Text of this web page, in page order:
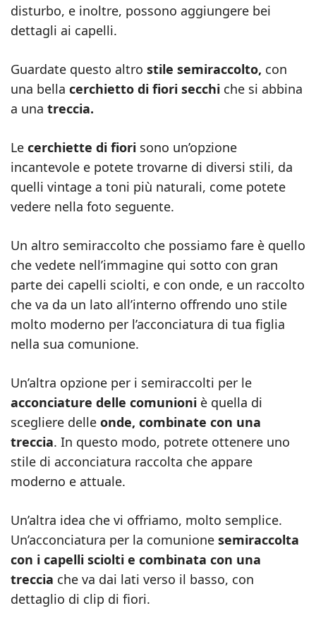
disturbo, e inoltre, possono aggiungere bei
dettagli ai capelli.
Guardate questo altro stile semiraccolto, con
una bella cerchietto di fiori secchi che si abbina
a una treccia.
Le cerchiette di fiori sono un’opzione
incantevole e potete trovarne di diversi stili, da
quelli vintage a toni più naturali, come potete
vedere nella foto seguente.
Un altro semiraccolto che possiamo fare è quello
che vedete nell’immagine qui sotto con gran
parte dei capelli sciolti, e con onde, e un raccolto
che va da un lato all’interno offrendo uno stile
molto moderno per l’acconciatura di tua figlia
nella sua comunione.
Un’altra opzione per i semiraccolti per le
acconciature delle comunioni è quella di
scegliere delle onde, combinate con una
treccia. In questo modo, potrete ottenere uno
stile di acconciatura raccolta che appare
moderno e attuale.
Un’altra idea che vi offriamo, molto semplice.
Un’acconciatura per la comunione semiraccolta
con i capelli sciolti e combinata con una
treccia che va dai lati verso il basso, con
dettaglio di clip di fiori.